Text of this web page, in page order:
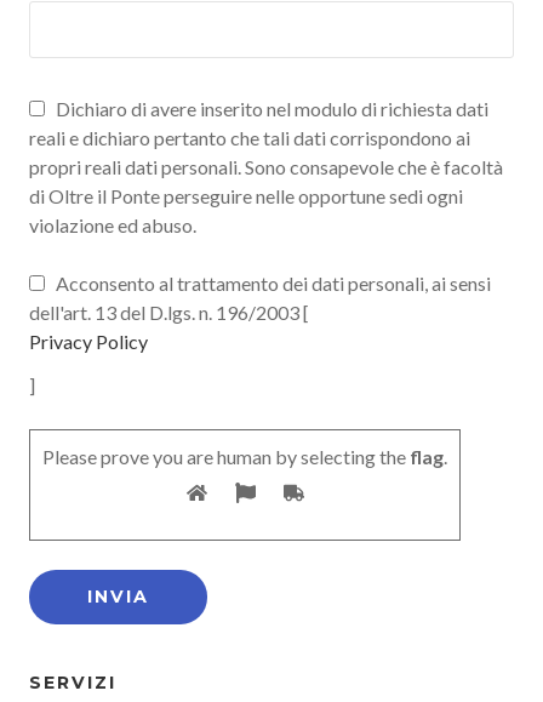
Dichiaro di avere inserito nel modulo di richiesta dati
reali e dichiaro pertanto che tali dati corrispondono ai
propri reali dati personali. Sono consapevole che è facoltà
di Oltre il Ponte perseguire nelle opportune sedi ogni
violazione ed abuso.
Acconsento al trattamento dei dati personali, ai sensi
dell'art. 13 del D.lgs. n. 196/2003 [
Privacy Policy
]
Please prove you are human by selecting the flag.
SERVIZI